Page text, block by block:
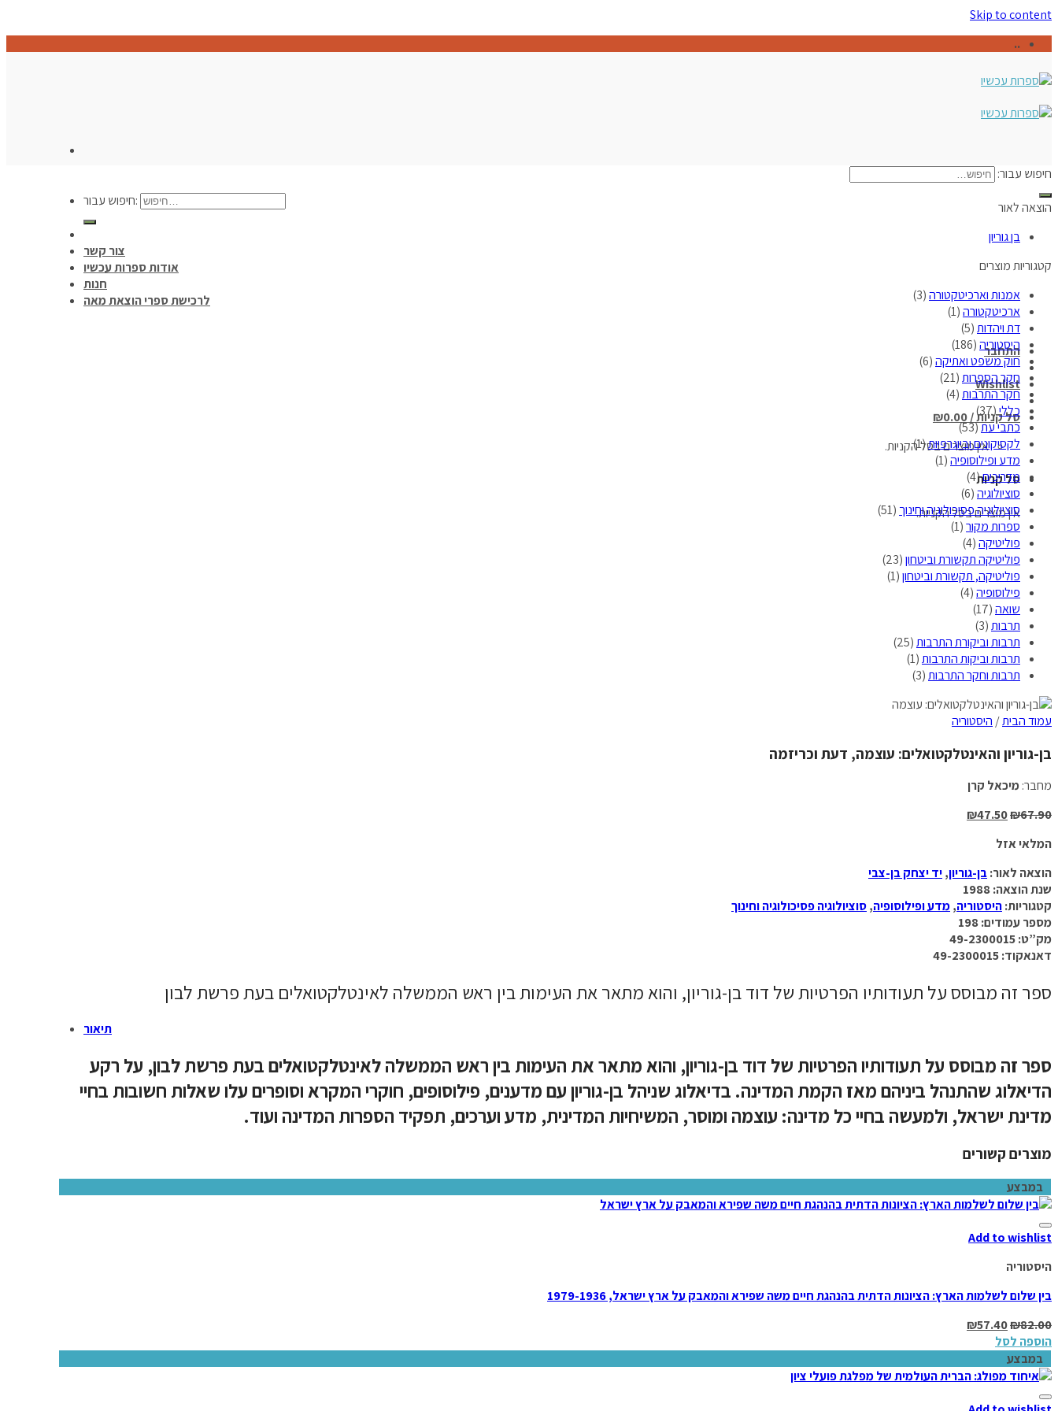
Skip to content
..
חיפוש עבור:
צור קשר
אודות ספרות עכשיו
חנות
לרכישת ספרי הוצאת מאה
התחבר
Wishlist
סל קניות /
₪0.00
אין מוצרים בסל הקניות.
סל קניות
אין מוצרים בסל הקניות.
חיפוש עבור:
הוצאה לאור
בן גוריון
קטגוריות מוצרים
אמנות וארכיטקטורה(3)
ארכיטקטורה(1)
דת ויהדות(5)
היסטוריה(186)
חוק משפט ואתיקה(6)
חקר הספרות(21)
חקר התרבות(4)
כללי(37)
כתבי עת(53)
לקסיקונים וביוגרפיות(1)
מדע ופילוסופיה(1)
מדריכים(4)
סוציולוגיה(6)
סוציולוגיה פסיכולוגיה וחינוך (51)
ספרות מקור(1)
פוליטיקה(4)
פוליטיקה תקשורת וביטחון(23)
פוליטיקה, תקשורת וביטחון(1)
פילוסופיה(4)
שואה(17)
תרבות(3)
תרבות וביקורת התרבות(25)
תרבות וביקות התרבות(1)
תרבות וחקר התרבות(3)
עמוד הבית/ היסטוריה
בן-גוריון והאינטלקטואלים: עוצמה, דעת וכריזמה
מחבר:מיכאל קרן
₪67.90
₪47.50
המלאי אזל
הוצאה לאור:בן-גוריון,יד יצחק בן-צבי
שנת הוצאה: 1988
קטגוריות:היסטוריה,מדע ופילוסופיה,סוציולוגיה פסיכולוגיה וחינוך
מספר עמודים: 198
מק”ט: 49-2300015
דאנאקוד: 49-2300015
ספר זה מבוסס על תעודותיו הפרטיות של דוד בן-גוריון, והוא מתאר את העימות בין ראש הממשלה לאינטלקטואלים בעת פרשת לבון
תיאור
ספר זה מבוסס על תעודותיו הפרטיות של דוד בן-גוריון, והוא מתאר את העימות בין ראש הממשלה לאינטלקטואלים בעת פרשת לבון, על רקע
הדיאלוג שהתנהל ביניהם מאז הקמת המדינה. בדיאלוג שניהל בן-גוריון עם מדענים, פילוסופים, חוקרי המקרא וסופרים עלו שאלות חשובות בחיי
מדינת ישראל, ולמעשה בחיי כל מדינה: עוצמה ומוסר, המשיחיות המדינית, מדע וערכים, תפקיד הספרות המדינה ועוד.
מוצרים קשורים
במבצע
Add to wishlist
היסטוריה
בין שלום לשלמות הארץ: הציונות הדתית בהנהגת חיים משה שפירא והמאבק על ארץ ישראל, 1979-1936
₪82.00
₪57.40
הוספה לסל
במבצע